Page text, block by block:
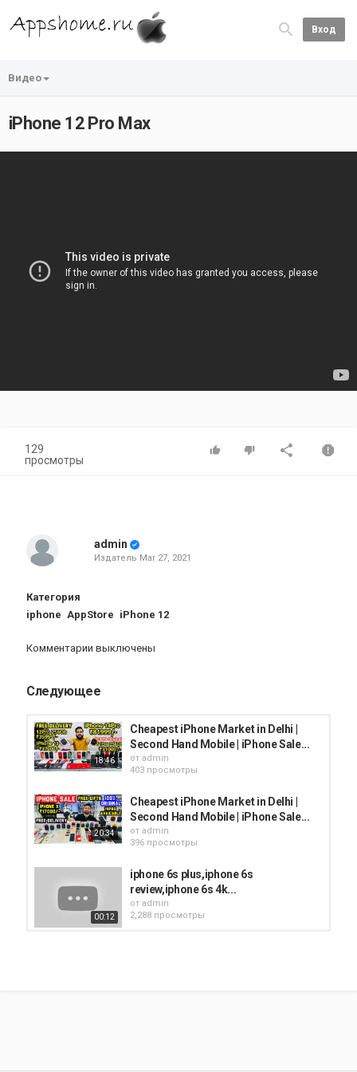
Вход
Видео
iPhone 12 Pro Max
129
просмотры
admin
Издатель Mar 27, 2021
Категория
iphone AppStore iPhone 12
Комментарии выключены
Следующее
18:46
Cheapest iPhone Market in Delhi |
Second Hand Mobile | iPhone Sale...
от admin
403 просмотры
20:34
Cheapest iPhone Market in Delhi |
Second Hand Mobile | iPhone Sale...
от admin
396 просмотры
00:12
iphone 6s plus,iphone 6s
review,iphone 6s 4k...
от admin
2,288 просмотры